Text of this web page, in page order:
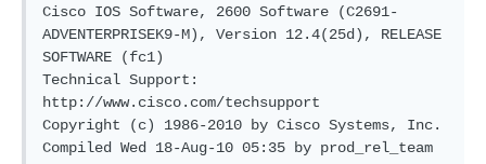
Cisco IOS Software, 2600 Software (C2691-
ADVENTERPRISEK9-M), Version 12.4(25d), RELEASE
SOFTWARE (fc1)
Technical Support:
http://www.cisco.com/techsupport
Copyright (c) 1986-2010 by Cisco Systems, Inc.
Compiled Wed 18-Aug-10 05:35 by prod_rel_team